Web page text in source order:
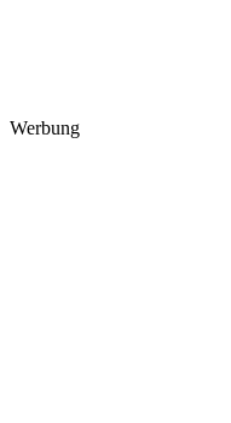
Werbung